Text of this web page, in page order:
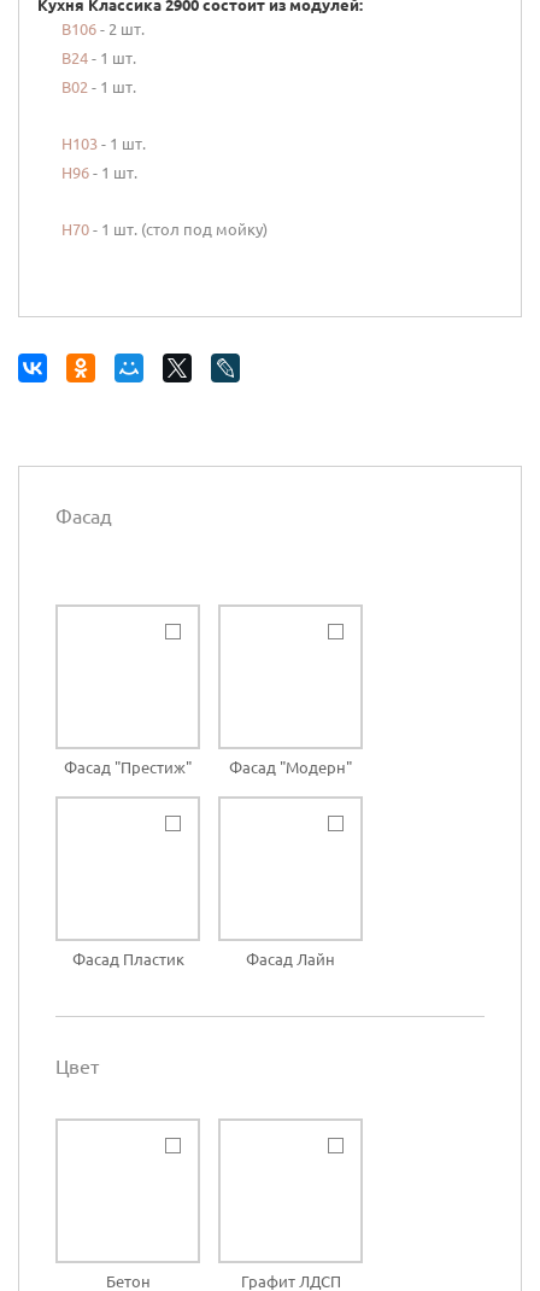
В106- 2 шт.
В24- 1 шт.
В02 - 1 шт.
Н103- 1 шт.
Н96- 1 шт.
Н70- 1 шт. (стол под мойку)
Фасад
Фасад "Престиж" Фасад "Модерн"
Фасад Пластик Фасад Лайн
Цвет
Бетон Графит ЛДСП